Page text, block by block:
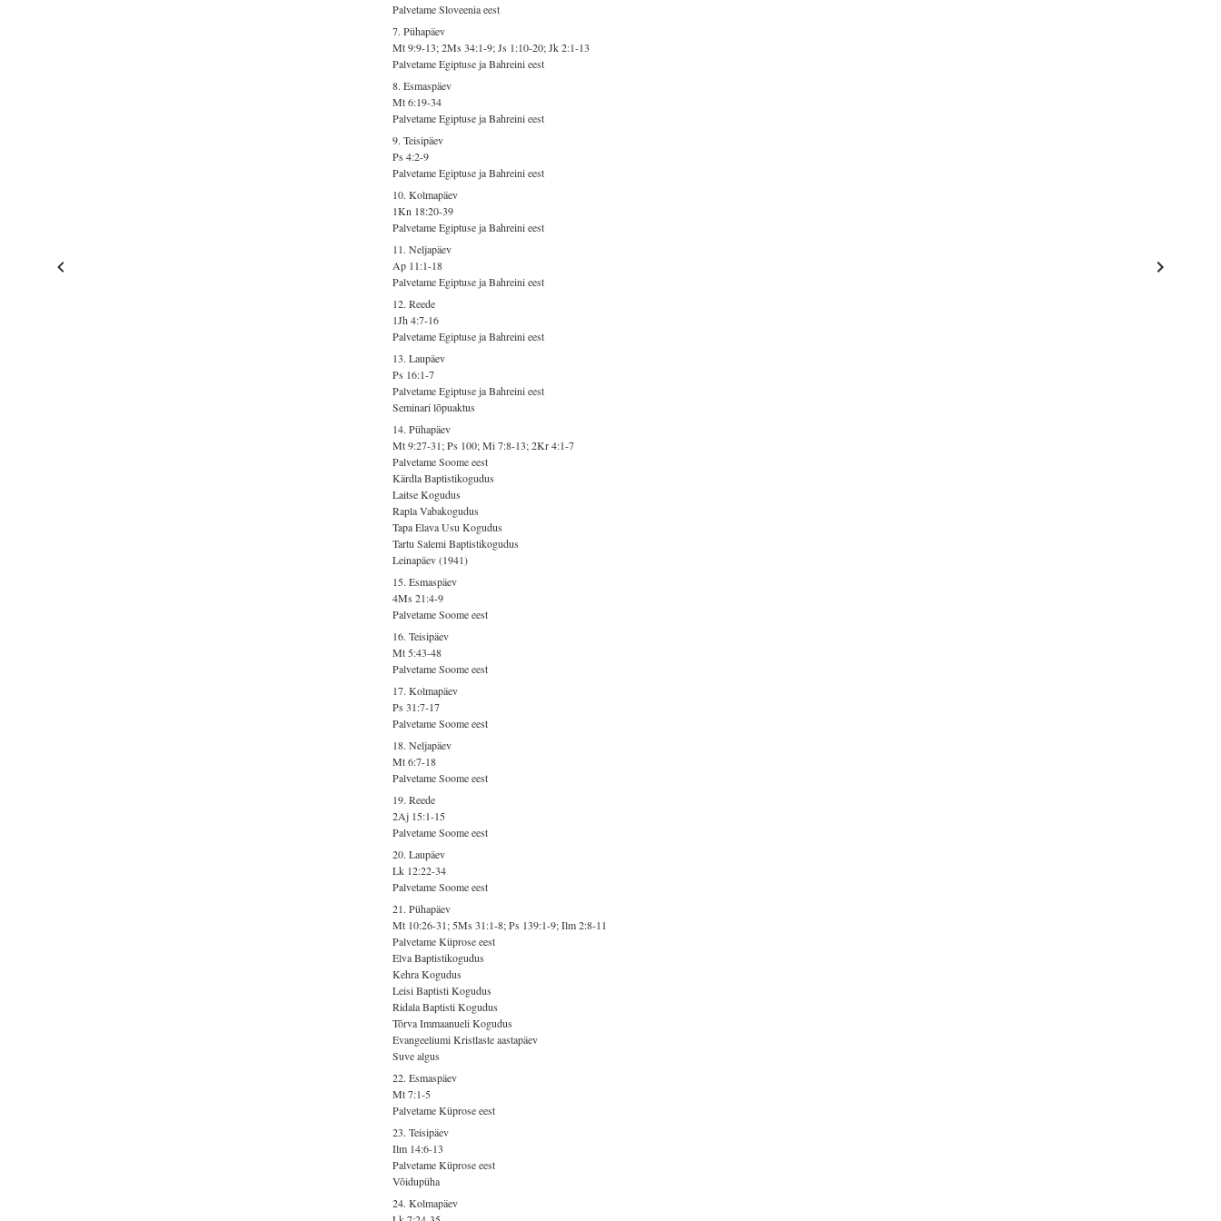
Palvetame Sloveenia eest
7. Pühapäev
Mt 9:9-13; 2Ms 34:1-9; Js 1:10-20; Jk 2:1-13
Palvetame Egiptuse ja Bahreini eest
8. Esmaspäev
Mt 6:19-34
Palvetame Egiptuse ja Bahreini eest
9. Teisipäev
Ps 4:2-9
Palvetame Egiptuse ja Bahreini eest
10. Kolmapäev
1Kn 18:20-39
Palvetame Egiptuse ja Bahreini eest
11. Neljapäev
Ap 11:1-18
Palvetame Egiptuse ja Bahreini eest
12. Reede
1Jh 4:7-16
Palvetame Egiptuse ja Bahreini eest
13. Laupäev
Ps 16:1-7
Palvetame Egiptuse ja Bahreini eest
Seminari lõpuaktus
14. Pühapäev
Mt 9:27-31; Ps 100; Mi 7:8-13; 2Kr 4:1-7
Palvetame Soome eest
Kärdla Baptistikogudus
Laitse Kogudus
Rapla Vabakogudus
Tapa Elava Usu Kogudus
Tartu Salemi Baptistikogudus
Leinapäev (1941)
15. Esmaspäev
4Ms 21:4-9
Palvetame Soome eest
16. Teisipäev
Mt 5:43-48
Palvetame Soome eest
17. Kolmapäev
Ps 31:7-17
Palvetame Soome eest
18. Neljapäev
Mt 6:7-18
Palvetame Soome eest
19. Reede
2Aj 15:1-15
Palvetame Soome eest
20. Laupäev
Lk 12:22-34
Palvetame Soome eest
21. Pühapäev
Mt 10:26-31; 5Ms 31:1-8; Ps 139:1-9; Ilm 2:8-11
Palvetame Küprose eest
Elva Baptistikogudus
Kehra Kogudus
Leisi Baptisti Kogudus
Ridala Baptisti Kogudus
Tõrva Immaanueli Kogudus
Evangeeliumi Kristlaste aastapäev
Suve algus
22. Esmaspäev
Mt 7:1-5
Palvetame Küprose eest
23. Teisipäev
Ilm 14:6-13
Palvetame Küprose eest
Võidupüha
24. Kolmapäev